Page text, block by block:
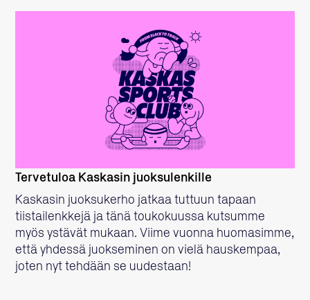
LUE LISÄÄ
Tervetuloa Kaskasin juoksulenkille
Kaskasin juoksukerho jatkaa tuttuun tapaan
tiistailenkkejä ja tänä toukokuussa kutsumme
myös ystävät mukaan. Viime vuonna huomasimme,
että yhdessä juokseminen on vielä hauskempaa,
joten nyt tehdään se uudestaan!